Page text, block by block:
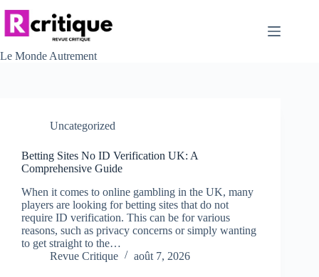
contenu
Le Monde Autrement
Uncategorized
Betting Sites No ID Verification UK: A
Comprehensive Guide
When it comes to online gambling in the UK, many
players are looking for betting sites that do not
require ID verification. This can be for various
reasons, such as privacy concerns or simply wanting
to get straight to the…
Revue Critique
août 7, 2026